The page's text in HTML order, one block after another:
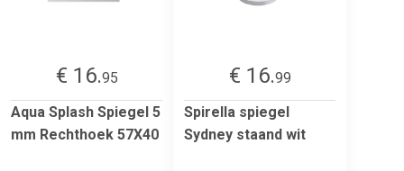
€ 16.95
Aqua Splash Spiegel 5
mm Rechthoek 57X40
€ 16.99
Spirella spiegel
Sydney staand wit